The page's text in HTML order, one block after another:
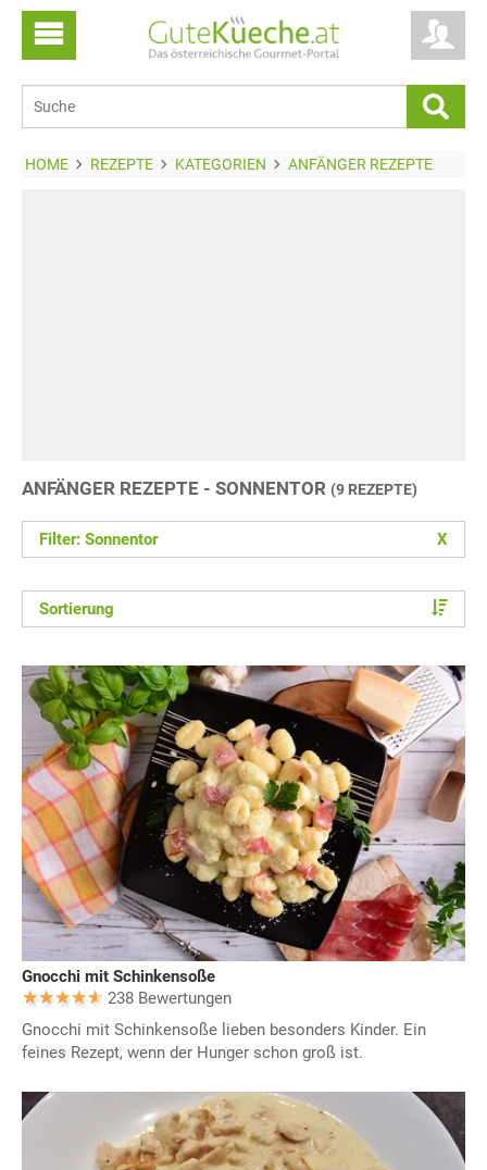
HOME REZEPTE KATEGORIEN ANFÄNGER REZEPTE
ANFÄNGER REZEPTE - SONNENTOR (9 REZEPTE)
Filter: Sonnentor X
Sortierung
Gnocchi mit Schinkensoße
238 Bewertungen
Gnocchi mit Schinkensoße lieben besonders Kinder. Ein
feines Rezept, wenn der Hunger schon groß ist.